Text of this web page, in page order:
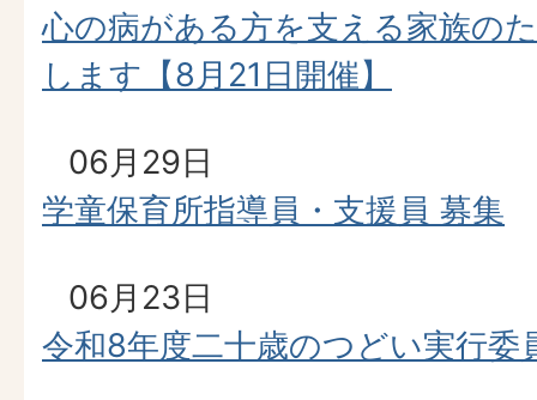
心の病がある方を支える家族の
します【8月21日開催】
06月29日
学童保育所指導員・支援員 募集
06月23日
令和8年度二十歳のつどい実行委